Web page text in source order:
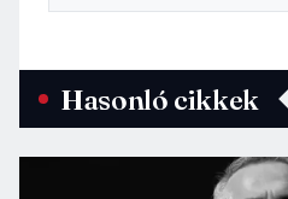
Hasonló cikkek